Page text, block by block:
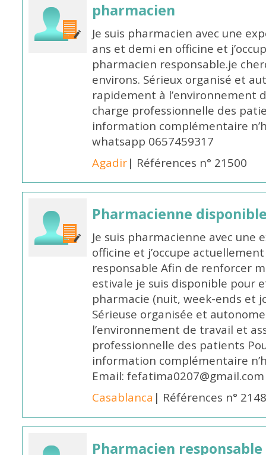
pharmacien
Je suis pharmacien avec une
ans et demi en officine et
pharmacien responsable.je
environs. Sérieux organisé et
rapidement à l’environnement
charge professionnelle des
information complémentaire
whatsapp 0657459317
Agadir| Références n° 21500
Pharmacienne
Je suis pharmacienne avec
officine et j’occupe
responsable Afin de renforcer
estivale je suis disponible pour
pharmacie (nuit, week-ends et
Sérieuse organisée et
l’environnement de travail et
professionnelle des patients
information complémentaire
Email: fefatima0207@gmail.com
Casablanca | Références n°
Pharmacien responsable